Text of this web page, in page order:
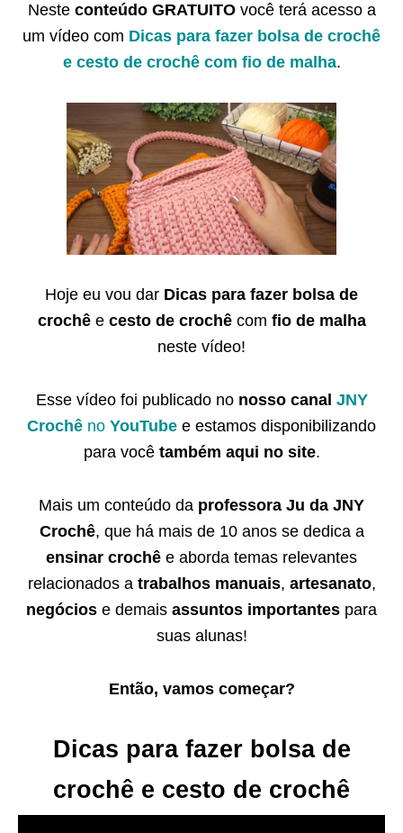
Neste conteúdo GRATUITOvocê terá acesso a
um vídeo com Dicas para fazer bolsa de crochê
e cesto de crochê com fio de malha.
Hoje eu vou dar Dicas para fazer bolsa de
crochêe cesto de crochêcom fio de malha
neste vídeo!
Esse vídeo foi publicado no nosso canal JNY
Crochê no YouTube e estamos disponibilizando
para você também aqui no site.
Mais um conteúdo da professora Ju da JNY
Crochê, que há mais de 10 anos se dedica a
ensinar crochê e aborda temas relevantes
relacionados a trabalhos manuais, artesanato,
negócios e demais assuntos importantes para
suas alunas!
Então, vamos começar?
Dicas para fazer bolsa de
crochê e cesto de crochê